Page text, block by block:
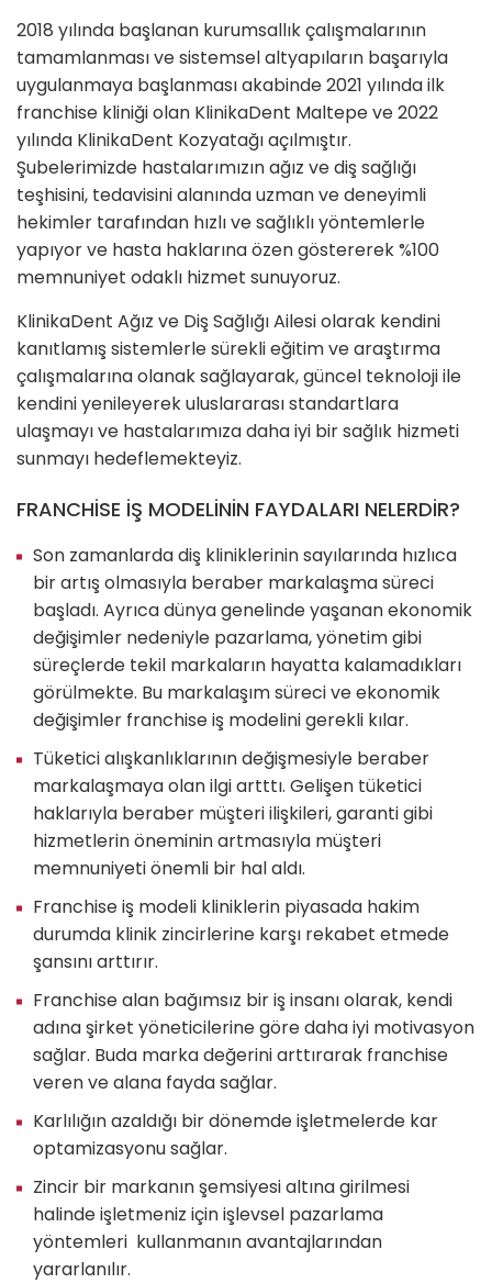
2018 yılında başlanan kurumsallık çalışmalarının
tamamlanması ve sistemsel altyapıların başarıyla
uygulanmaya başlanması akabinde 2021 yılında ilk
franchise kliniği olan KlinikaDent Maltepe ve 2022
yılında KlinikaDent Kozyatağı açılmıştır.
Şubelerimizde hastalarımızın ağız ve diş sağlığı
teşhisini, tedavisini alanında uzman ve deneyimli
hekimler tarafından hızlı ve sağlıklı yöntemlerle
yapıyor ve hasta haklarına özen göstererek %100
memnuniyet odaklı hizmet sunuyoruz.
KlinikaDent Ağız ve Diş Sağlığı Ailesi olarak kendini
kanıtlamış sistemlerle sürekli eğitim ve araştırma
çalışmalarına olanak sağlayarak, güncel teknoloji ile
kendini yenileyerek uluslararası standartlara
ulaşmayı ve hastalarımıza daha iyi bir sağlık hizmeti
sunmayı hedeflemekteyiz.
FRANCHİSE İŞ MODELİNİN FAYDALARI NELERDİR?
Son zamanlarda diş kliniklerinin sayılarında hızlıca
bir artış olmasıyla beraber markalaşma süreci
başladı. Ayrıca dünya genelinde yaşanan ekonomik
değişimler nedeniyle pazarlama, yönetim gibi
süreçlerde tekil markaların hayatta kalamadıkları
görülmekte. Bu markalaşım süreci ve ekonomik
değişimler franchise iş modelini gerekli kılar.
Tüketici alışkanlıklarının değişmesiyle beraber
markalaşmaya olan ilgi artttı. Gelişen tüketici
haklarıyla beraber müşteri ilişkileri, garanti gibi
hizmetlerin öneminin artmasıyla müşteri
memnuniyeti önemli bir hal aldı.
Franchise iş modeli kliniklerin piyasada hakim
durumda klinik zincirlerine karşı rekabet etmede
şansını arttırır.
Franchise alan bağımsız bir iş insanı olarak, kendi
adına şirket yöneticilerine göre daha iyi motivasyon
sağlar. Buda marka değerini arttırarak franchise
veren ve alana fayda sağlar.
Karlılığın azaldığı bir dönemde işletmelerde kar
optamizasyonu sağlar.
Zincir bir markanın şemsiyesi altına girilmesi
halinde işletmeniz için işlevsel pazarlama
yöntemleri kullanmanın avantajlarından
yararlanılır.